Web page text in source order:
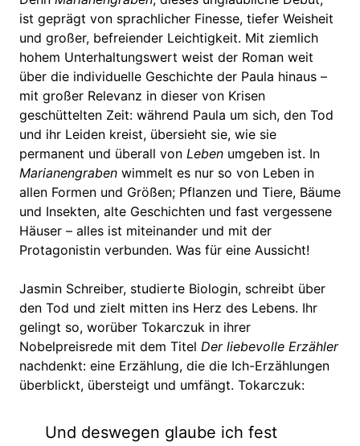
ist geprägt von sprachlicher Finesse, tiefer Weisheit
und großer, befreiender Leichtigkeit. Mit ziemlich
hohem Unterhaltungswert weist der Roman weit
über die individuelle Geschichte der Paula hinaus –
mit großer Relevanz in dieser von Krisen
geschüttelten Zeit: während Paula um sich, den Tod
und ihr Leiden kreist, übersieht sie, wie sie
permanent und überall von Leben umgeben ist. In
Marianengraben wimmelt es nur so von Leben in
allen Formen und Größen; Pflanzen und Tiere, Bäume
und Insekten, alte Geschichten und fast vergessene
Häuser – alles ist miteinander und mit der
Protagonistin verbunden. Was für eine Aussicht!
Jasmin Schreiber, studierte Biologin, schreibt über
den Tod und zielt mitten ins Herz des Lebens. Ihr
gelingt so, worüber Tokarczuk in ihrer
Nobelpreisrede mit dem Titel Der liebevolle Erzähler
nachdenkt: eine Erzählung, die die Ich-Erzählungen
überblickt, übersteigt und umfängt. Tokarczuk:
Und deswegen glaube ich fest